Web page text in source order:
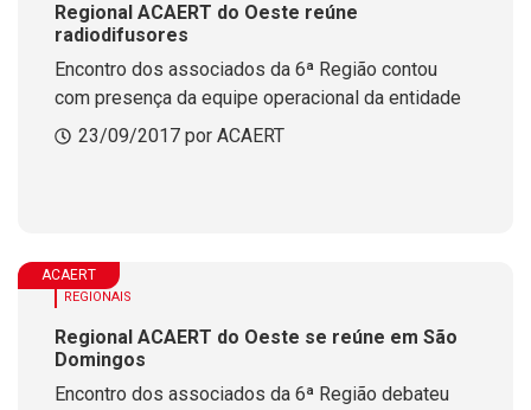
Regional ACAERT do Oeste reúne
radiodifusores
Encontro dos associados da 6ª Região contou
com presença da equipe operacional da entidade
23/09/2017 por ACAERT
ACAERT
REGIONAIS
Regional ACAERT do Oeste se reúne em São
Domingos
Encontro dos associados da 6ª Região debateu